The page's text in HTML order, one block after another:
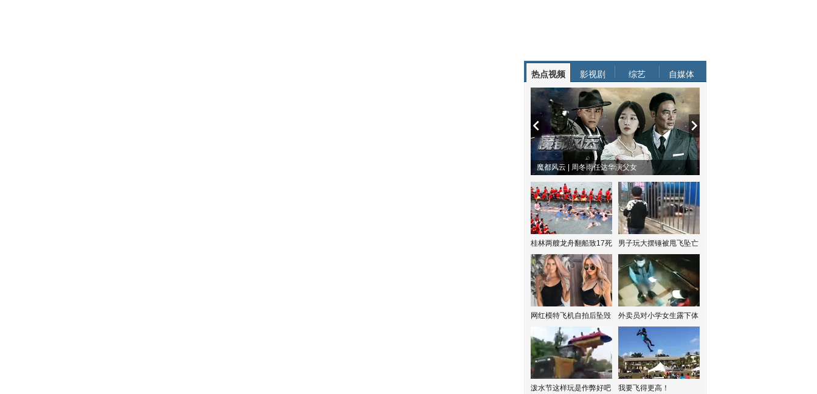
热点视频 影视剧 综艺 自媒体
魔都风云 | 周冬雨任达华演父女
桂林两艘龙舟翻船致17死 男子玩大摆锤被甩飞坠亡
网红模特飞机自拍后坠毁 外卖员对小学女生露下体
泼水节这样玩是作弊好吧 我要飞得更高！